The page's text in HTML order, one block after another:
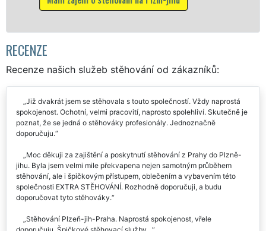
Mám zájem o stěhovací služby na Plzni-jihu
RECENZE
Recenze našich služeb stěhování od zákazníků:
Již dvakrát jsem se stěhovala s touto společností. Vždy naprostá
spokojenost. Ochotní, velmi pracovití, naprosto spolehliví. Skutečně je
poznat, že se jedná o stěhováky profesionály. Jednoznačně
doporučuju.
Moc děkuji za zajištění a poskytnutí stěhování z Prahy do Plzně-
jihu. Byla jsem velmi mile překvapena nejen samotným průběhem
stěhování, ale i špičkovým přístupem, oblečením a vybavením této
společnosti EXTRA STĚHOVÁNÍ. Rozhodně doporučuji, a budu
doporučovat tyto stěhováky.
Stěhování Plzeň-jih-Praha. Naprostá spokojenost, vřele